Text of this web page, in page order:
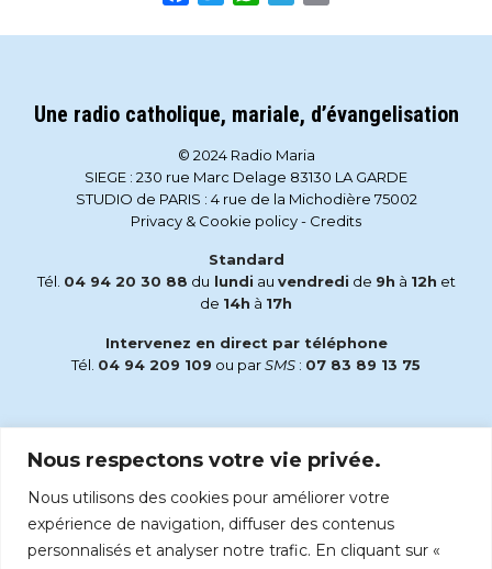
Nous respectons votre vie privée.
Nous utilisons des cookies pour améliorer votre
expérience de navigation, diffuser des contenus
personnalisés et analyser notre trafic. En cliquant sur «
Une radio catholique, mariale, d’évangelisation
© 2024 Radio Maria
SIEGE : 230 rue Marc Delage 83130 LA GARDE
STUDIO de PARIS : 4 rue de la Michodière 75002
Privacy & Cookie policy- Credits
Standard
Tél. 04 94 20 30 88 du lundi au vendredi de 9h à 12h et
de 14h à 17h
Intervenez en direct par téléphone
Tél. 04 94 209 109 ou parSMS : 07 83 89 13 75
accueil@radiomaria.fr
Écoutez Radio Maria sur :